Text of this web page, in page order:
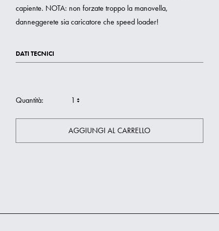
capiente. NOTA: non forzate troppo la manovella,
danneggerete sia caricatore che speed loader!
DATI TECNICI
Quantità:
AGGIUNGI AL CARRELLO